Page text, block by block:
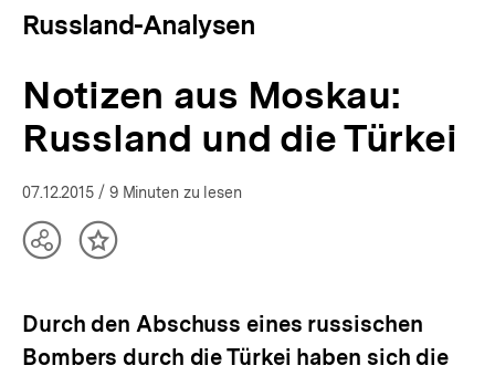
bpb.de
Russland-Analysen
Notizen aus Moskau:
Russland und die Türkei
07.12.2015 / 9 Minuten zu lesen
TeilenInhalt
Durch den Abschuss eines russischen
Bombers durch die Türkei haben sich die